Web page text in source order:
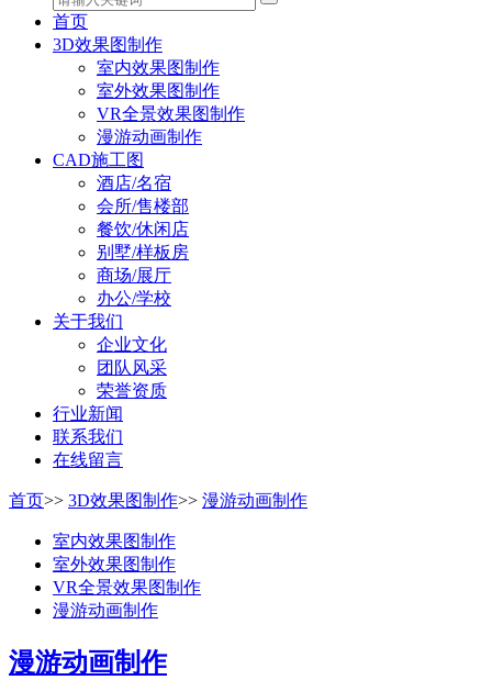
首页
3D效果图制作
室内效果图制作
室外效果图制作
VR全景效果图制作
漫游动画制作
CAD施工图
酒店/名宿
会所/售楼部
餐饮/休闲店
别墅/样板房
商场/展厅
办公/学校
关于我们
企业文化
团队风采
荣誉资质
行业新闻
联系我们
在线留言
首页>> 3D效果图制作>> 漫游动画制作
室内效果图制作
室外效果图制作
VR全景效果图制作
漫游动画制作
漫游动画制作